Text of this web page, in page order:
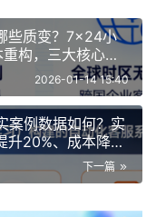
些质变？7×24小
构，三大核心突
2026-01-14 15:40
案例数据如何？实
升20%、成本降低
下一篇